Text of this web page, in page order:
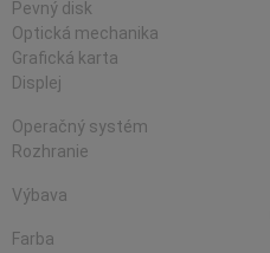
Pevný disk
Optická mechanika
Grafická karta
Displej
Operačný systém
Rozhranie
Výbava
Farba